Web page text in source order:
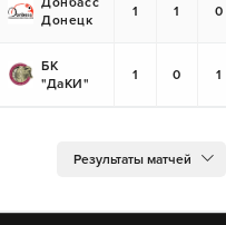
Донецк
1 1 0
БК
"ДаКИ"
1 0 1